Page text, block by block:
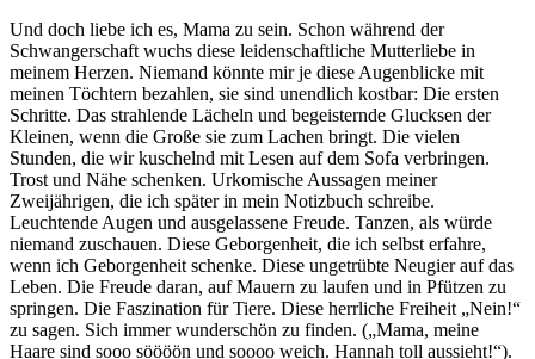
Und doch liebe ich es, Mama zu sein. Schon während der
Schwangerschaft wuchs diese leidenschaftliche Mutterliebe in
meinem Herzen. Niemand könnte mir je diese Augenblicke mit
meinen Töchtern bezahlen, sie sind unendlich kostbar: Die ersten
Schritte. Das strahlende Lächeln und begeisternde Glucksen der
Kleinen, wenn die Große sie zum Lachen bringt. Die vielen
Stunden, die wir kuschelnd mit Lesen auf dem Sofa verbringen.
Trost und Nähe schenken. Urkomische Aussagen meiner
Zweijährigen, die ich später in mein Notizbuch schreibe.
Leuchtende Augen und ausgelassene Freude. Tanzen, als würde
niemand zuschauen. Diese Geborgenheit, die ich selbst erfahre,
wenn ich Geborgenheit schenke. Diese ungetrübte Neugier auf das
Leben. Die Freude daran, auf Mauern zu laufen und in Pfützen zu
springen. Die Faszination für Tiere. Diese herrliche Freiheit „Nein!“
zu sagen. Sich immer wunderschön zu finden. („Mama, meine
Haare sind sooo söööön und soooo weich. Hannah toll aussieht!“).